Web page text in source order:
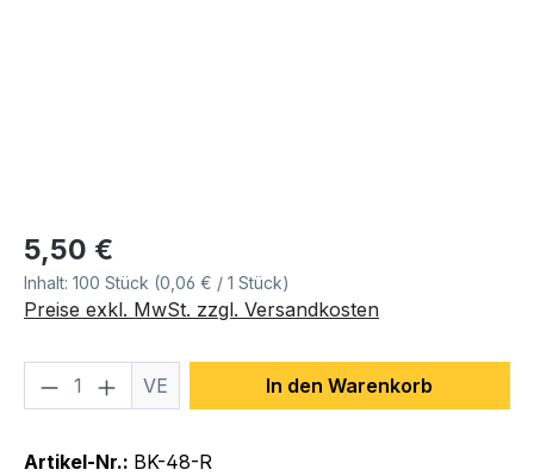
Regulärer Preis:
5,50 €
Inhalt: 100 Stück (0,06 € / 1 Stück)
Preise exkl. MwSt. zzgl. Versandkosten
Produkt Anzahl: Gib den
VE In den Warenkorb
Artikel-Nr.: BK-48-R